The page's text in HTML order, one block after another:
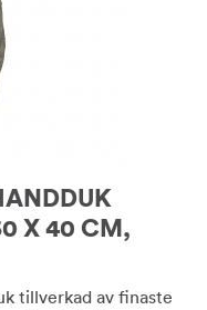
X 40 CM,
tillverkad av finaste